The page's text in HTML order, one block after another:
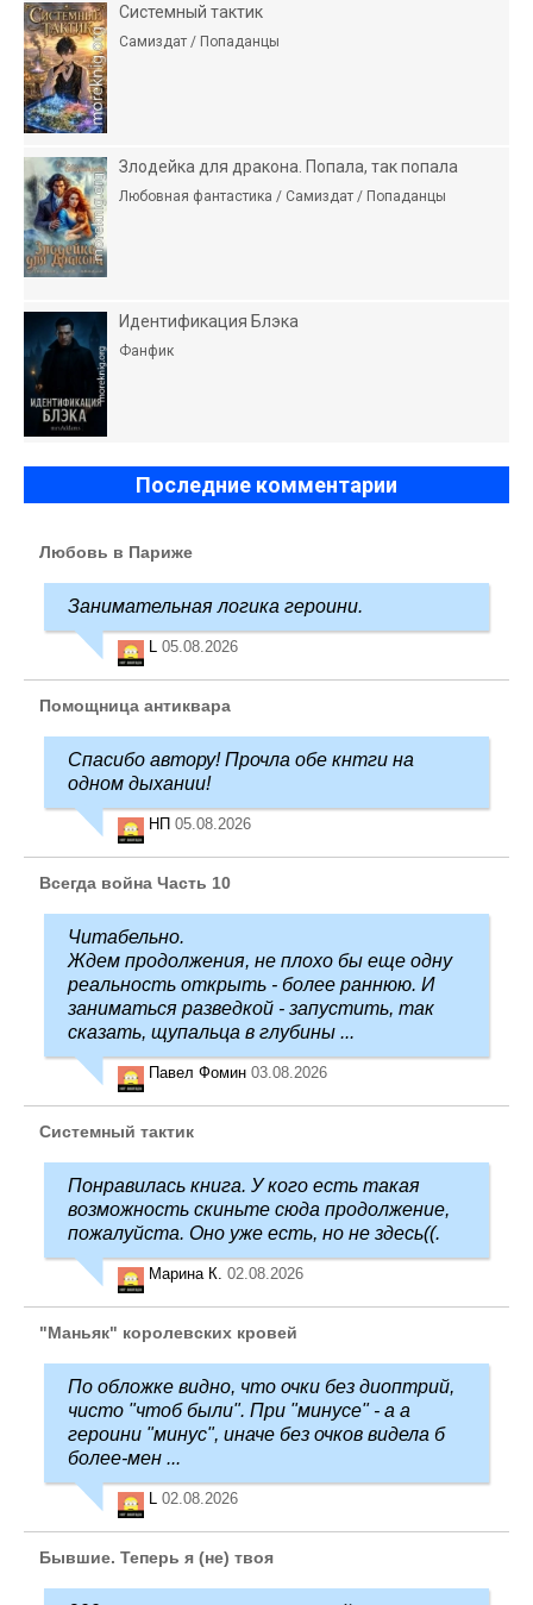
Системный тактик
Самиздат / Попаданцы
Злодейка для дракона. Попала, так попала
Любовная фантастика / Самиздат / Попаданцы
Идентификация Блэка
Фанфик
Последние комментарии
Любовь в Париже
Занимательная логика героини.
L 05.08.2026
Помощница антиквара
Спасибо автору! Прочла обе кнтги на
одном дыхании!
НП 05.08.2026
Всегда война Часть 10
Читабельно.
Ждем продолжения, не плохо бы еще одну
реальность открыть - более раннюю. И
заниматься разведкой - запустить, так
сказать, щупальца в глубины ...
Павел Фомин 03.08.2026
Системный тактик
Понравилась книга. У кого есть такая
возможность скиньте сюда продолжение,
пожалуйста. Оно уже есть, но не здесь((.
Марина К. 02.08.2026
"Маньяк" королевских кровей
По обложке видно, что очки без диоптрий,
чисто "чтоб были". При "минусе" - а а
героини "минус", иначе без очков видела б
более-мен ...
L 02.08.2026
Бывшие. Теперь я (не) твоя